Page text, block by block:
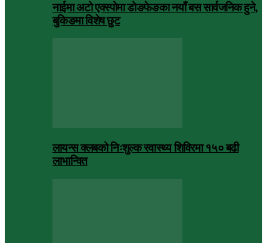
नाईमा अटो एक्स्पोमा डोङफेङका नयाँ बस सार्वजनिक हुने,
बुकिङमा विशेष छुट
लायन्स क्लबको निःशुल्क स्वास्थ्य शिविरमा १५० बढी
लाभान्वित